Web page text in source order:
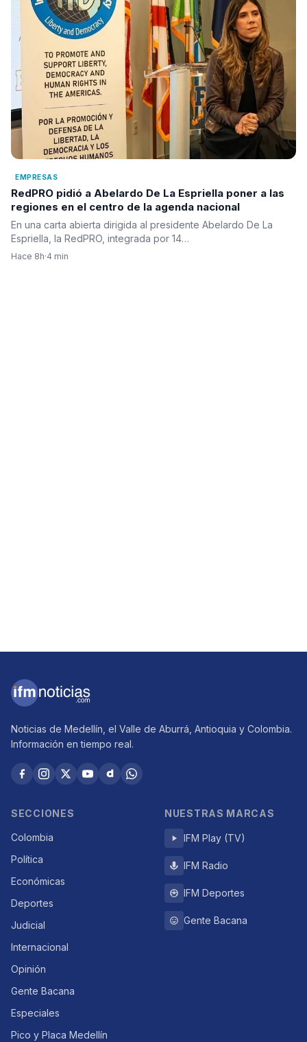
EMPRESAS
RedPRO pidió a Abelardo De La Espriella poner a las
regiones en el centro de la agenda nacional
En una carta abierta dirigida al presidente Abelardo De La
Espriella, la RedPRO, integrada por 14…
Hace 8h·4 min
Noticias de Medellín, el Valle de Aburrá, Antioquia y Colombia.
Información en tiempo real.
SECCIONES
Colombia
Política
Económicas
Deportes
Judicial
Internacional
Opinión
Gente Bacana
Especiales
Pico y Placa Medellín
NUESTRAS MARCAS
IFM Play (TV)
IFM Radio
IFM Deportes
Gente Bacana